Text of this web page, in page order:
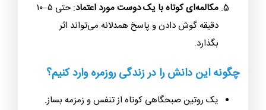
مکالمه‌ای کوتاه با یک دوست مورد اعتماد
: حتی ۵–۱۰
دقیقه گوش دادن و پاسخ همدلانه می‌تواند اثر
بگذارد.
چگونه این دانش را در زندگی روزمره وارد کنیم؟
یک روتین صبحگاهی کوتاه از تنفس و زمزمه بساز.